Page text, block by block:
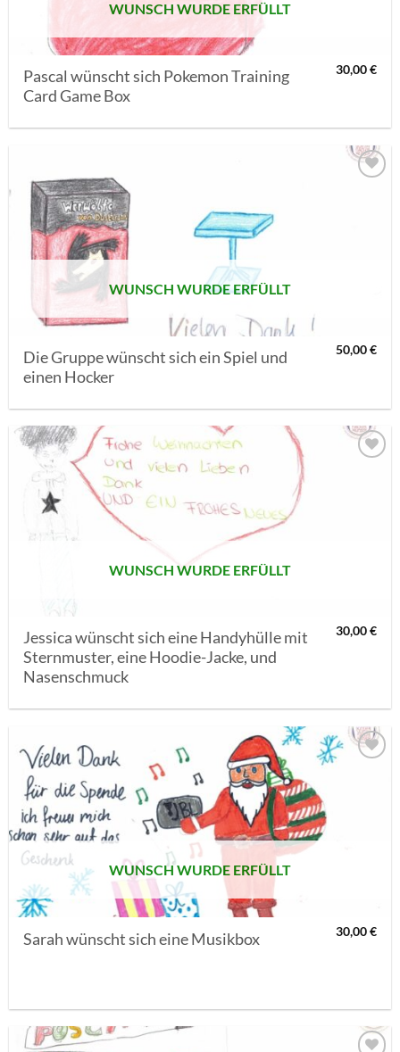
WUNSCH WURDE ERFÜLLT
Pascal wünscht sich Pokemon Training
Card Game Box
30,00€
WUNSCH WURDE ERFÜLLT
Die Gruppe wünscht sich ein Spiel und
einen Hocker
50,00€
WUNSCH WURDE ERFÜLLT
Jessica wünscht sich eine Handyhülle mit
Sternmuster, eine Hoodie-Jacke, und
Nasenschmuck
30,00€
MERKLISTE
SETZEN
WUNSCH WURDE ERFÜLLT
Sarah wünscht sich eine Musikbox 30,00€